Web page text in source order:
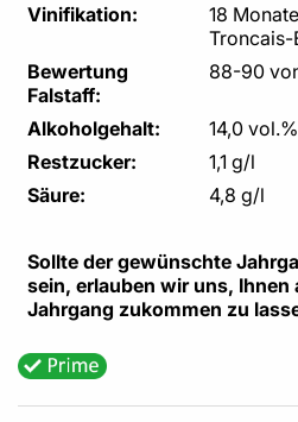
Vinifikation:
18
Troncais-
Bewertung
Falstaff:
88-90
Alkoholgehalt:
14,0 vol.%
Restzucker:
1,1 g/l
Säure:
4,8 g/l
Sollte der gewünschte
sein, erlauben wir uns,
Jahrgang zukommen zu